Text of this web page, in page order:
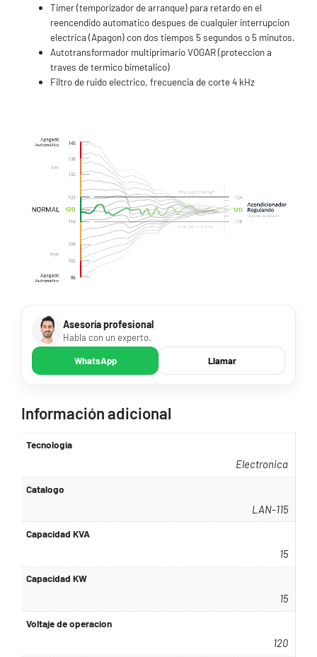
Timer (temporizador de arranque) para retardo en el
reencendido automatico despues de cualquier interrupcion
electrica (Apagon) con dos tiempos 5 segundos o 5 minutos.
Autotransformador multiprimario VOGAR (proteccion a
traves de termico bimetalico)
Filtro de ruido electrico, frecuencia de corte 4 kHz
Asesoría profesional
Habla con un experto.
WhatsApp Llamar
Información adicional
Tecnologia
Electronica
Catalogo
LAN-115
Capacidad KVA
15
Capacidad KW
15
Voltaje de operacion
120